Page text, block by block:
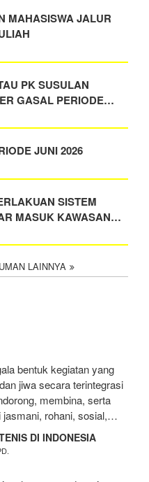
MAHASISWA JALUR
PK SUSULAN
GASAL PERIODE…
JUNI 2026
SISTEM
MASUK KAWASAN…
LAINNYA
bentuk kegiatan yang
jiwa secara terintegrasi
membina, serta
jasmani, rohani, sosial,…
DI INDONESIA